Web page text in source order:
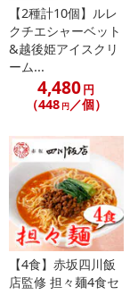
記載されている内容
にご納得いただきま
※パッケージ変更や商
参考の掲載画像や画像
る場合がございます。
また、[新たな加工食
了により、商品詳細
合がございます。
あらかじめご了承い
によるお申込み後の
【お支払いについて】
※送料はお試し費用に
※d払い、PayPay、au
【2種計10個】ルレ
クチエシャーベット
&越後姫アイスクリ
ーム...
4,480円
（448 円／個）
【4食】赤坂四川飯
店監修 担々麺4食セ